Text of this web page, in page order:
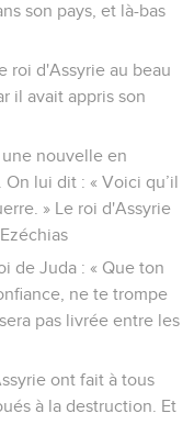
son pays, et là-bas
roi d'Assyrie au beau
il avait appris son
nouvelle en
lui dit : « Voici qu’il
» Le roi d'Assyrie
de Juda : « Que ton
ne te trompe
pas livrée entre les
ont fait à tous
à la destruction. Et